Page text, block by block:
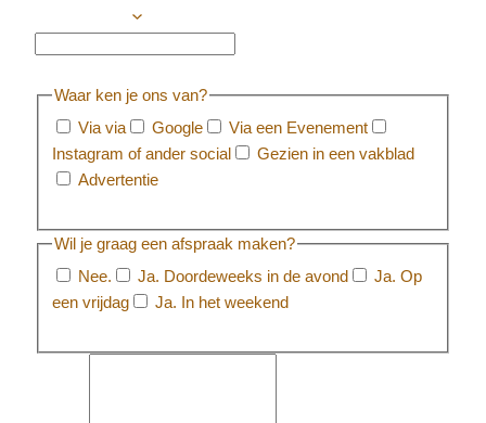
Waar ken je ons van?
Via via
Google
Via een Evenement
Instagram of ander social
Gezien in een vakblad
Advertentie
Wil je graag een afspraak maken?
Nee.
Ja. Doordeweeks in de avond
Ja. Op
een vrijdag
Ja. In het weekend